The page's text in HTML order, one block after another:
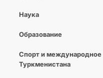
Наука
Образование
Спорт и международное
Туркменистана